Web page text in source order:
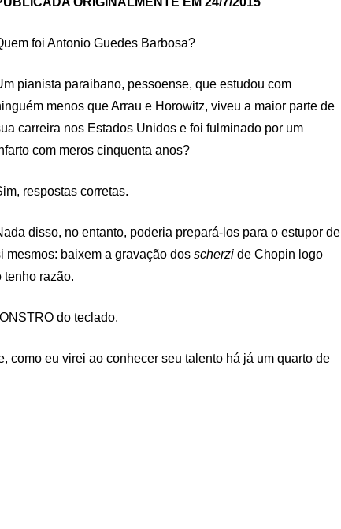
foi Antonio Guedes Barbosa?
pianista paraibano, pessoense, que estudou com
menos que Arrau e Horowitz, viveu a maior parte de
carreira nos Estados Unidos e foi fulminado por um
com meros cinquenta anos?
respostas corretas.
disso, no entanto, poderia prepará-los para o estupor de
mesmos: baixem a gravação dos scherzi de Chopin logo
tenho razão.
do teclado.
como eu virei ao conhecer seu talento há já um quarto de